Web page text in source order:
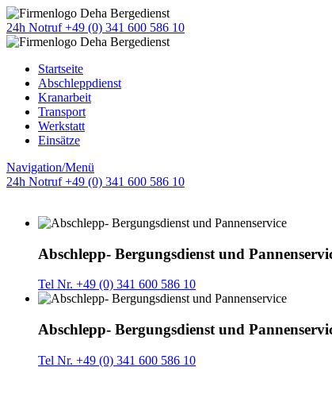
24h Notruf +49 (0) 341 600 586 10
Startseite
Abschleppdienst
Kranarbeit
Transport
Werkstatt
Einsätze
Navigation/Menü
24h Notruf +49 (0) 341 600 586 10
Abschlepp- Bergungsdienst und
Tel Nr. +49 (0) 341 600 586 10
Abschlepp- Bergungsdienst und
Tel Nr. +49 (0) 341 600 586 10